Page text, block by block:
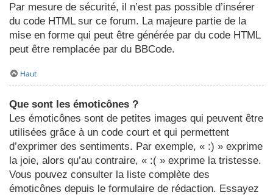
Par mesure de sécurité, il n’est pas possible d’insérer
du code HTML sur ce forum. La majeure partie de la
mise en forme qui peut être générée par du code HTML
peut être remplacée par du BBCode.
Haut
Que sont les émoticônes ?
Les émoticônes sont de petites images qui peuvent être
utilisées grâce à un code court et qui permettent
d’exprimer des sentiments. Par exemple, « :) » exprime
la joie, alors qu’au contraire, « :( » exprime la tristesse.
Vous pouvez consulter la liste complète des
émoticônes depuis le formulaire de rédaction. Essayez